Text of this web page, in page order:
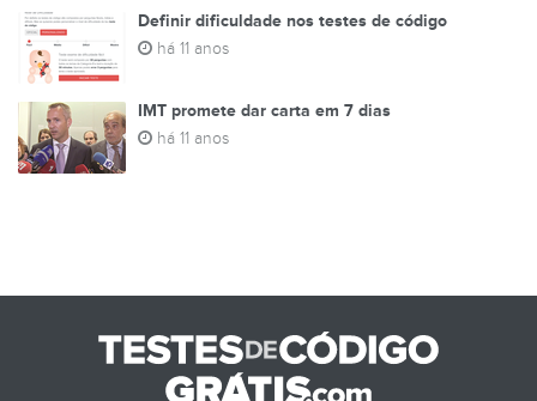
Definir dificuldade nos testes de código
há 11 anos
IMT promete dar carta em 7 dias
há 11 anos